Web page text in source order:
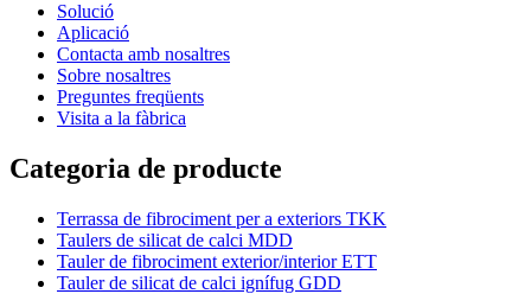
Solució
Aplicació
Contacta amb nosaltres
Sobre nosaltres
Preguntes freqüents
Visita a la fàbrica
Categoria de producte
Terrassa de fibrociment per a exteriors TKK
Taulers de silicat de calci MDD
Tauler de fibrociment exterior/interior ETT
Tauler de silicat de calci ignífug GDD